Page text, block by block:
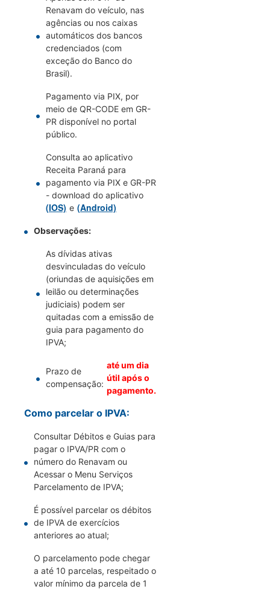
Renavam do veículo, nas
agências ou nos caixas
automáticos dos bancos
credenciados (com
exceção do Banco do
Brasil).
Pagamento via PIX, por
meio de QR-CODE em GR-
PR disponível no portal
público.
Consulta ao aplicativo
Receita Paraná para
pagamento via PIX e GR-PR
- download do aplicativo
(IOS) e (Android)
Observações:
As dívidas ativas
desvinculadas do veículo
(oriundas de aquisições em
leilão ou determinações
judiciais) podem ser
quitadas com a emissão de
guia para pagamento do
IPVA;
Prazo de
compensação:
até um dia
útil após o
pagamento.
Como parcelar o IPVA:
Consultar Débitos e Guias para
pagar o IPVA/PR com o
número do Renavam ou
Acessar o Menu Serviços
Parcelamento de IPVA;
É possível parcelar os débitos
de IPVA de exercícios
anteriores ao atual;
O parcelamento pode chegar
a até 10 parcelas, respeitado o
valor mínimo da parcela de 1